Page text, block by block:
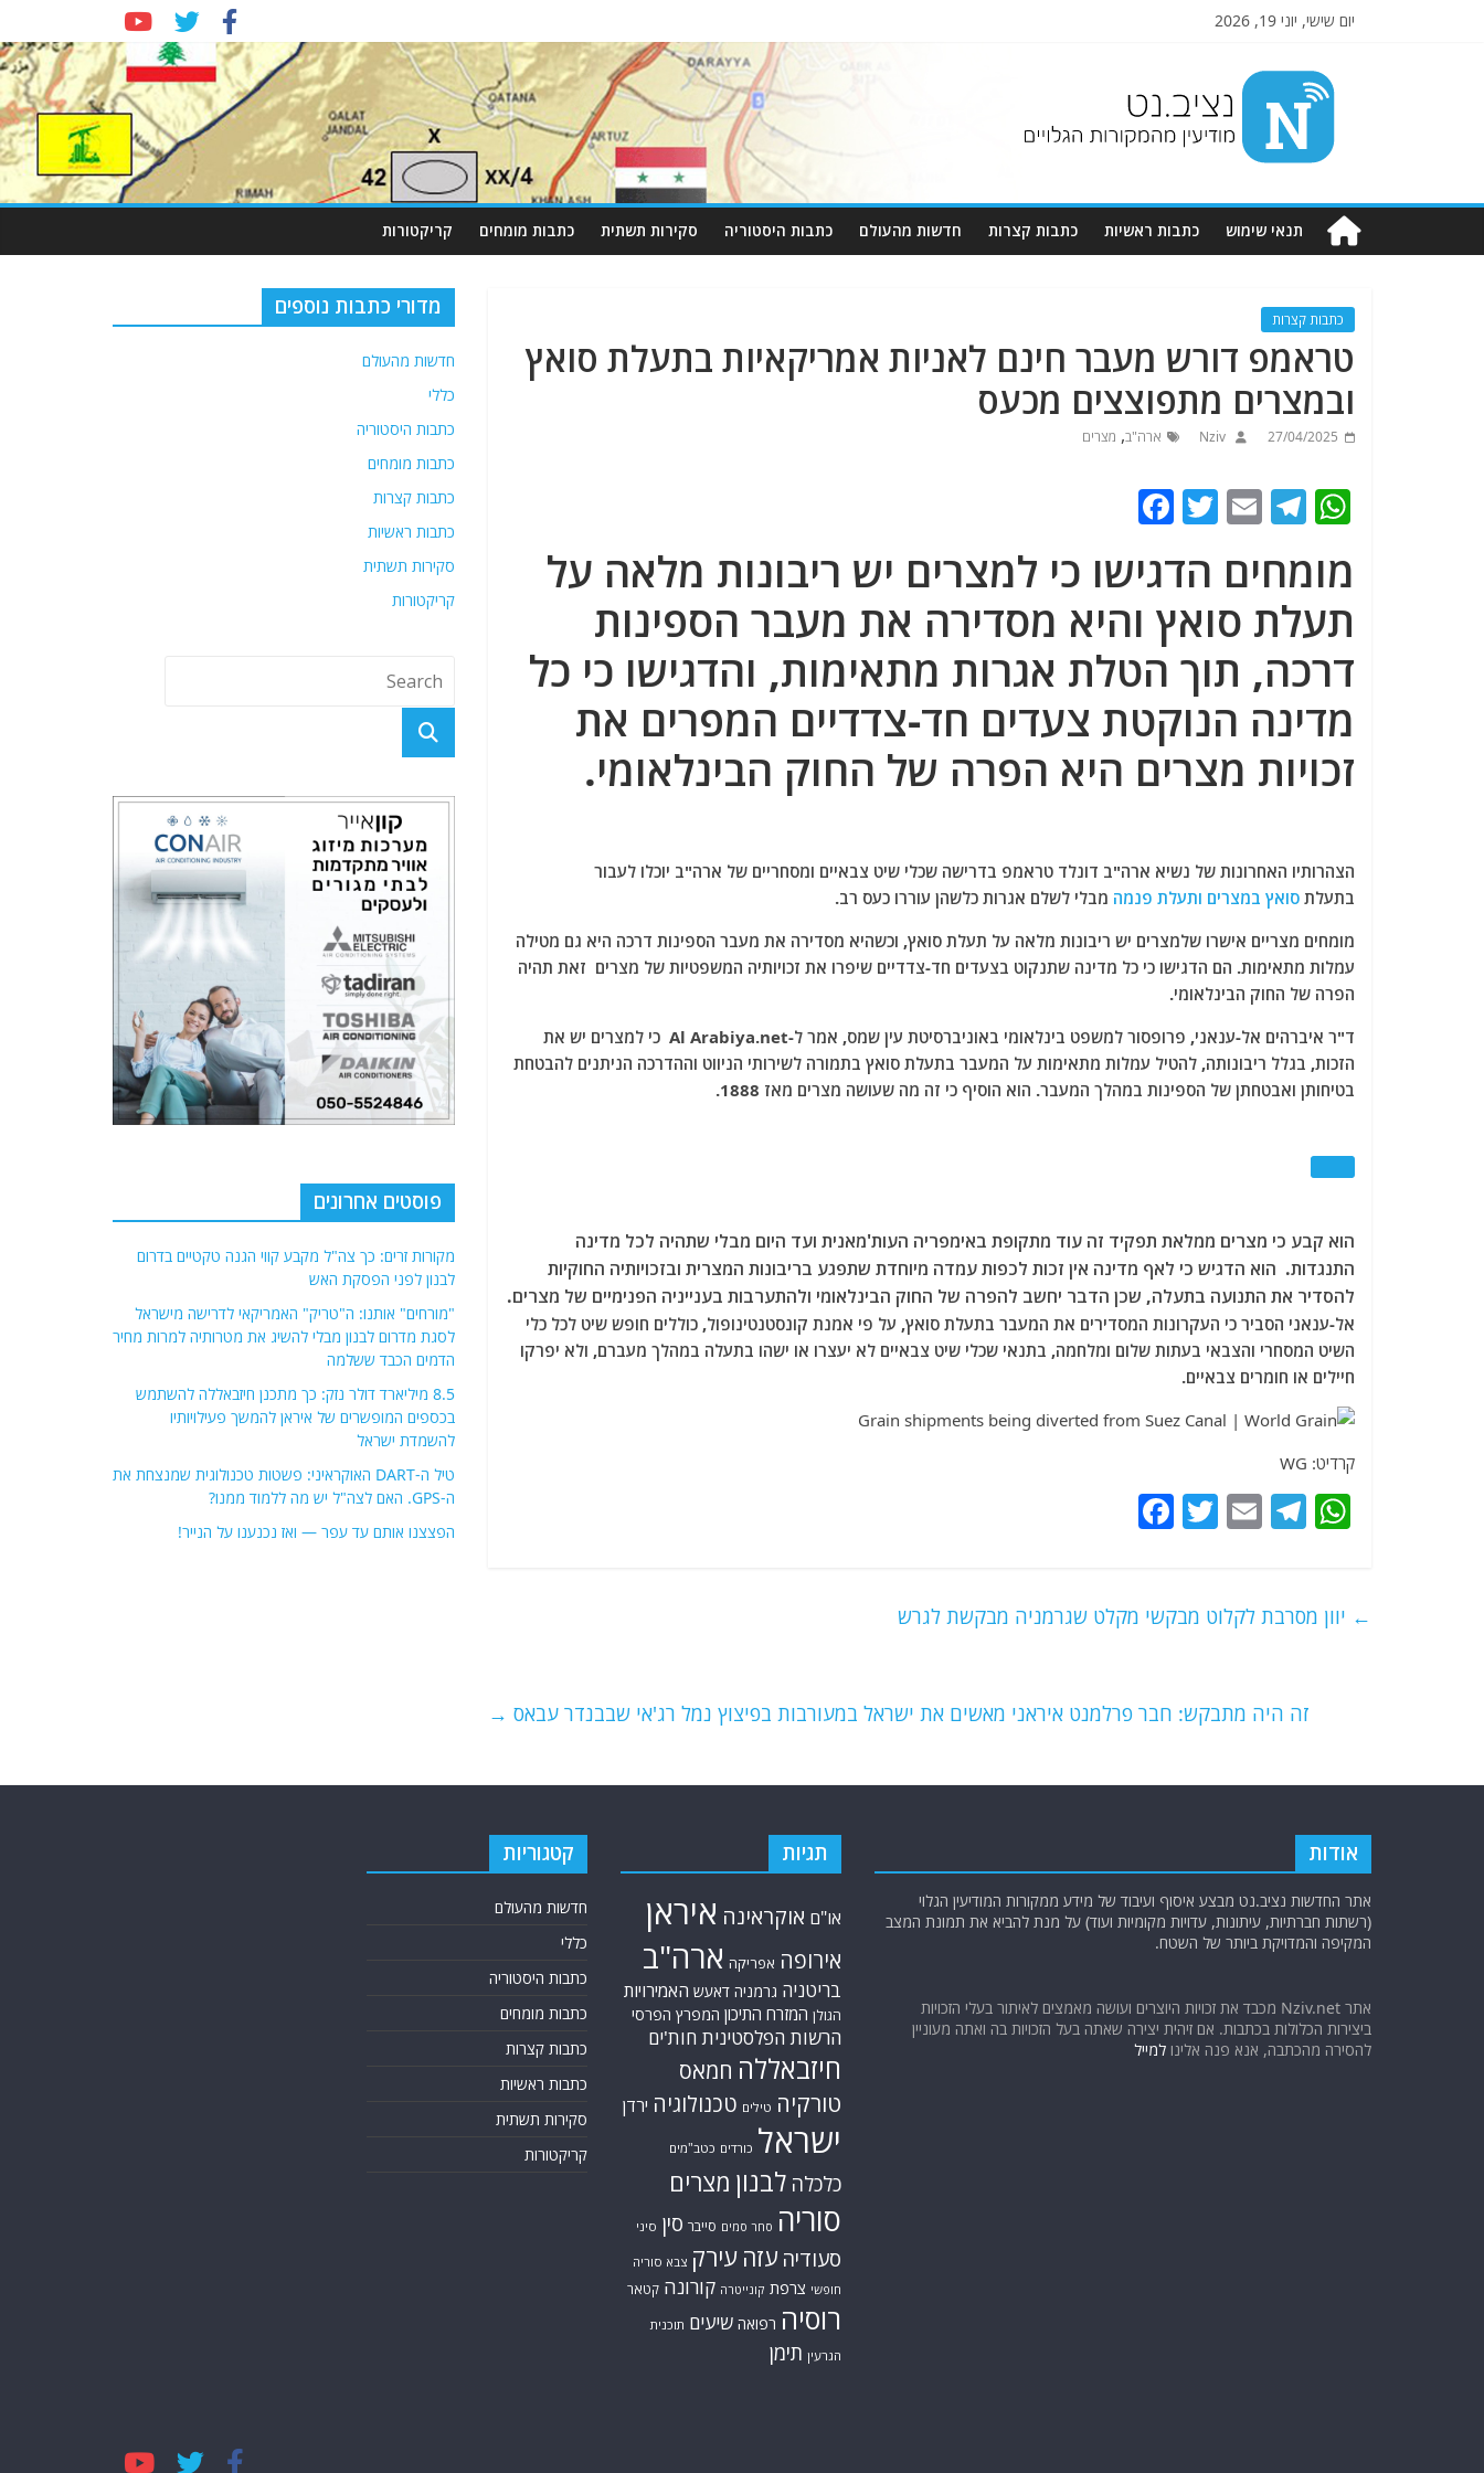
יום שישי, יוני 19, 2026
Nziv.net
מודיעין
מהמקורות
תנאי שימוש כתבות ראשיות כתבות קצרות חדשות מהעולם כתבות היסטוריה סקירות תשתית כתבות מומחים קריקטורות
כתבות קצרות
טראמפ דורש מעבר חינם לאניות אמריקאיות בתעלת סואץ
ובמצרים מתפוצצים מכעס
27/04/2025
Nziv ארה"ב, מצרים
W
at
s
A
p
p
T
e
g
ra
m
E
ai
l
T
itt
er
c
e
b
o
o
k
מומחים הדגישו כי למצרים יש ריבונות מלאה על
תעלת סואץ והיא מסדירה את מעבר הספינות
דרכה, תוך הטלת אגרות מתאימות, והדגישו כי כל
מדינה הנוקטת צעדים חד-צדדיים המפרים את
זכויות מצרים היא הפרה של החוק הבינלאומי.
הצהרותיו האחרונות של נשיא ארה"ב דונלד טראמפ בדרישה שכלי שיט צבאיים ומסחריים של ארה"ב יוכלו לעבור
בתעלת סואץ במצרים ותעלת פנמה מבלי לשלם אגרות כלשהן עוררו כעס רב.
מומחים מצריים אישרו שלמצרים יש ריבונות מלאה על תעלת סואץ, וכשהיא מסדירה את מעבר הספינות דרכה היא גם מטילה
עמלות מתאימות. הם הדגישו כי כל מדינה שתנקוט בצעדים חד-צדדיים שיפרו את זכויותיה המשפטיות של מצרים זאת תהיה
הפרה של החוק הבינלאומי.
ד"ר איברהים אל-ענאני, פרופסור למשפט בינלאומי באוניברסיטת עין שמס, אמר ל-Al Arabiya.net כי למצרים יש את
הזכות, בגלל ריבונותה, להטיל עמלות מתאימות על המעבר בתעלת סואץ בתמורה לשירותי הניווט וההדרכה הניתנים להבטחת
בטיחותן ואבטחתן של הספינות במהלך המעבר. הוא הוסיף כי זה מה שעושה מצרים מאז 1888.
הוא קבע כי מצרים ממלאת תפקיד זה עוד מתקופת באימפריה העות'מאנית ועד היום מבלי שתהיה לכל מדינה
התנגדות. הוא הדגיש כי לאף מדינה אין זכות לכפות עמדה מיוחדת שתפגע בריבונות המצרית ובזכויותיה החוקיות
להסדיר את התנועה בתעלה, שכן הדבר יחשב להפרה של החוק הבינלאומי ולהתערבות בענייניה הפנימיים של מצרים.
אל-ענאני הסביר כי העקרונות המסדירים את המעבר בתעלת סואץ, על פי אמנת קונסטנטינופול, כוללים חופש שיט לכל כלי
השיט המסחרי והצבאי בעתות שלום ומלחמה, בתנאי שכלי שיט צבאיים לא יעצרו או ישהו בתעלה במהלך מעברם, ולא יפרקו
חיילים או חומרים צבאיים.
קרדיט: WG
W
s
p
T
g
E
l
T
er
e
o
← יוון מסרבת לקלוט מבקשי מקלט שגרמניה מבקשת לגרש
זה היה מתבקש: חבר פרלמנט איראני מאשים את ישראל במעורבות בפיצוץ נמל רג'אי שבבנדר עבאס →
מדורי כתבות נוספים
חדשות מהעולם
כללי
כתבות היסטוריה
כתבות מומחים
כתבות קצרות
כתבות ראשיות
סקירות תשתית
קריקטורות
פוסטים אחרונים
מקורות זרים: כך צה"ל מקבע קווי הגנה טקטיים בדרום
לבנון לפני הפסקת האש
"מורחים" אותנו: ה"טריק" האמריקאי לדרישה מישראל
לסגת מדרום לבנון מבלי להשיג את מטרותיה למרות מחיר
הדמים הכבד ששלמה
8.5 מיליארד דולר נזק: כך מתכנן חיזבאללה להשתמש
בכספים המופשרים של איראן להמשך פעילויותיו
להשמדת ישראל
טיל ה-DART האוקראיני: פשטות טכנולוגית שמנצחת את
ה-GPS. האם לצה"ל יש מה ללמוד ממנו?
הפצצנו אותם עד עפר — ואז נכנענו על הנייר!
אודות
אתר החדשות נציב.נט מבצע איסוף ועיבוד של מידע ממקורות המודיעין הגלוי
(רשתות חברתיות, עיתונות, עדויות מקומיות ועוד) על מנת להביא את תמונת המצב
המקיפה והמדויקת ביותר של השטח.
אתר Nziv.net מכבד את זכויות היוצרים ועושה מאמצים לאיתור בעלי הזכויות
ביצירות הכלולות בכתבות. אם זיהית יצירה שאתה בעל הזכויות בה ואתה מעוניין
להסירה מהכתבה, אנא פנה אלינו למייל
תגיות
או"ם אוקראינה איראן
אירופה אפריקה ארה"ב
בריטניה גרמניה דאעש האמירויות
הגולן המזרח התיכון המפרץ הפרסי
הרשות הפלסטינית חות'ים
חיזבאללה חמאס
טורקיה טילים טכנולוגיה ירדן
ישראל כורדים כטב"מים
כלכלה לבנון מצרים
סוריה סחר סמים סייבר סין סיני
סעודיה עזה עירק צבא סוריה
חופשי צרפת קונייטרה קורונה קטאר
רוסיה רפואה שיעים תוכנית
הגרעין תימן
קטגוריות
חדשות מהעולם
כללי
כתבות היסטוריה
כתבות מומחים
כתבות קצרות
כתבות ראשיות
סקירות תשתית
קריקטורות